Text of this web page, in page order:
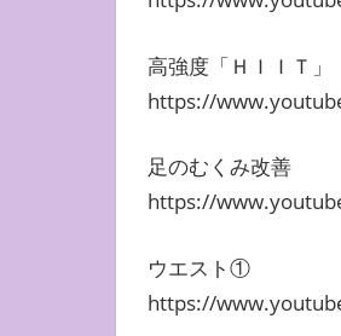
高強度「ＨＩＩＴ」
https://
足のむくみ改善
https://
ウエスト①
https://